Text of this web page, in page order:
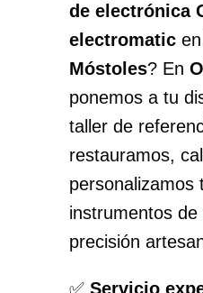
de electrónica
electromaticen
Móstoles? En
ponemos a tu
taller de
restauramos,
personalizamos
instrumentos de
precisión
✅ Servicio